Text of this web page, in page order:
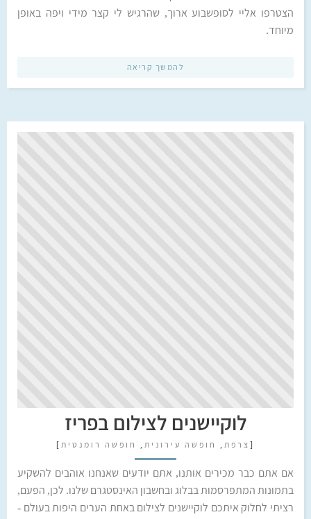
הצטרפו אליי לסופשבוע ארוך, שהרגיש לי קצר מידי ויפה באופן
מיוחד.
להמשך קריאה
לוקיישנים לצילום בפריז
[ צרפת , חופשה עירונית , חופשה רומנטית ]
אם אתם כבר מכירים אותנו, אתם יודעים שאנחנו אוהבים להשקיע
בתמונות המתפרסמות בבלוג ובחשבון האינסטגרם שלנו. לכן, הפעם,
רציתי לחלוק איתכם לוקיישנים לצילום באחת הערים היפות בעולם -